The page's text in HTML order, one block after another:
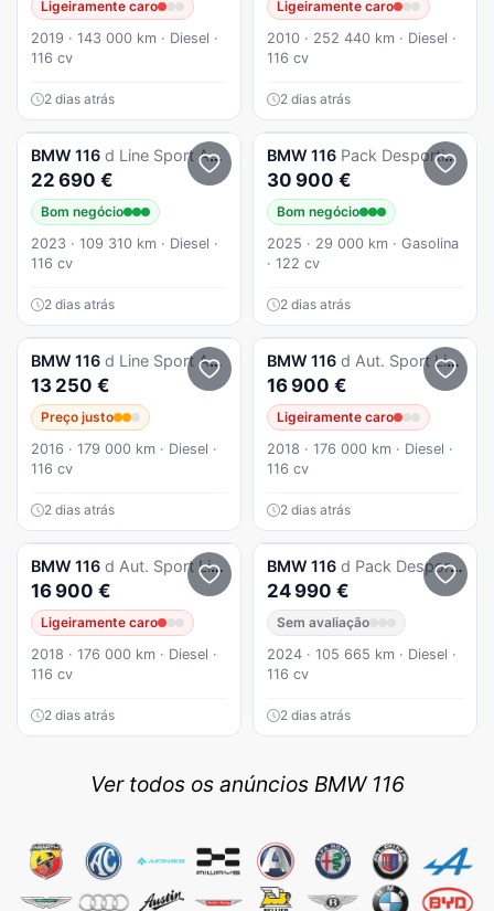
Ligeiramente caro
2019 · 143 000 km · Diesel ·
116 cv
2 dias atrás
Ligeiramente caro
2010 · 252 440 km · Diesel ·
116 cv
2 dias atrás
BMW 116 d Line Sport Auto
22 690 €
Bom negócio
2023 · 109 310 km · Diesel ·
116 cv
2 dias atrás
BMW 116 Pack Desportivo M
30 900 €
Bom negócio
2025 · 29 000 km · Gasolina
· 122 cv
2 dias atrás
BMW 116 d Line Sport Auto
13 250 €
Preço justo
2016 · 179 000 km · Diesel ·
116 cv
2 dias atrás
BMW 116 d Aut. Sport Line
16 900 €
Ligeiramente caro
2018 · 176 000 km · Diesel ·
116 cv
2 dias atrás
BMW 116 d Aut. Sport Line
16 900 €
Ligeiramente caro
2018 · 176 000 km · Diesel ·
116 cv
2 dias atrás
BMW 116 d Pack Desportivo M Auto
24 990 €
Sem avaliação
2024 · 105 665 km · Diesel ·
116 cv
2 dias atrás
Ver todos os anúncios BMW 116